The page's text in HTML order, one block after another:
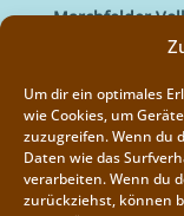
Um dir ein optimales
wie Cookies, um
zuzugreifen. Wenn du
Daten wie das
verarbeiten. Wenn du
zurückziehst, können
Marchfelder
IBAN: AT66